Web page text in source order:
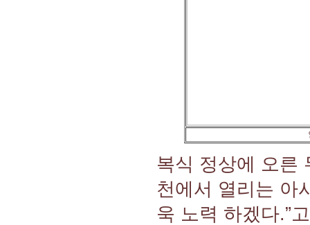
복식 정상에 오른
천에서 열리는 아
욱 노력 하겠다.”